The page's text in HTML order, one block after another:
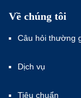
Về chúng tôi
Câu hỏi thường
Dịch vụ
Tiêu chuẩn